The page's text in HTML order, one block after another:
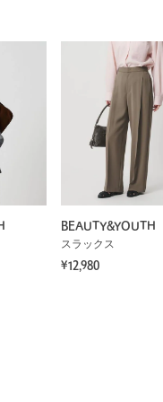
BEAUTY&YOUTH
スラックス
¥12,980